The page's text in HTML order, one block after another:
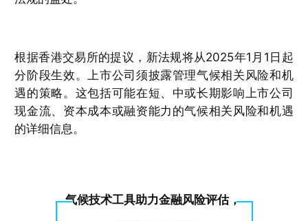
根据香港交易所的提议，新法规将从2025年1月1日起
分阶段生效。上市公司须披露管理气候相关风险和机
遇的策略。这包括可能在短、中或长期影响上市公司
现金流、资本成本或融资能力的气候相关风险和机遇
的详细信息。
气候技术工具助力金融风险评估，